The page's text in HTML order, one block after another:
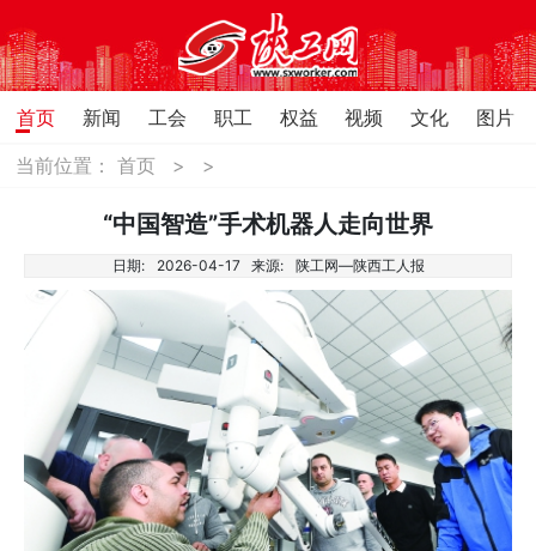
首页 新闻 工会 职工 权益 视频 文化
图片
当前位置：首页 > >
“中国智造”手术机器人走向世界
日期: 2026-04-17 来源: 陕工网—陕西工人报